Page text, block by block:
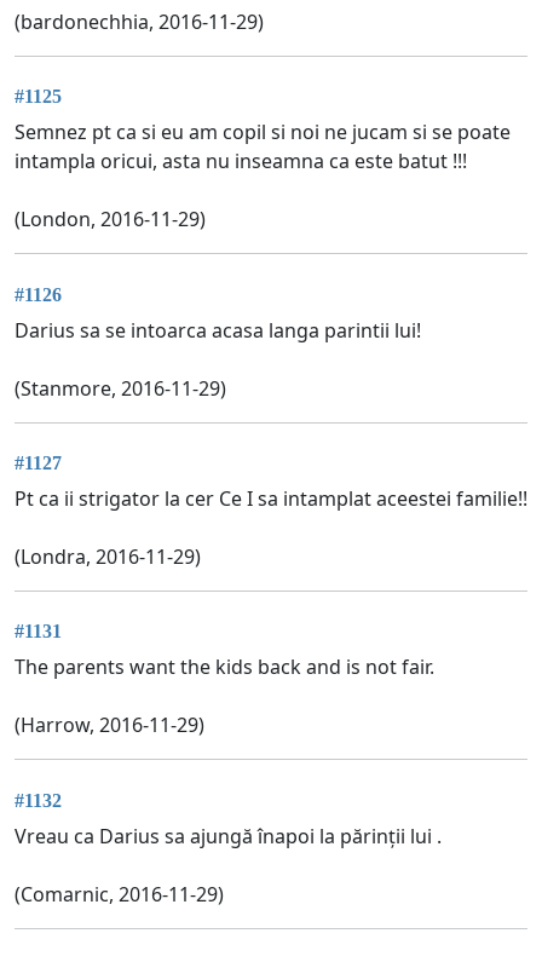
(bardonechhia, 2016-11-29)
#1125
Semnez pt ca si eu am copil si noi ne jucam si se poate
intampla oricui, asta nu inseamna ca este batut !!!
(London, 2016-11-29)
#1126
Darius sa se intoarca acasa langa parintii lui!
(Stanmore, 2016-11-29)
#1127
Pt ca ii strigator la cer Ce I sa intamplat aceestei familie!!
(Londra, 2016-11-29)
#1131
The parents want the kids back and is not fair.
(Harrow, 2016-11-29)
#1132
Vreau ca Darius sa ajungă înapoi la părinții lui .
(Comarnic, 2016-11-29)